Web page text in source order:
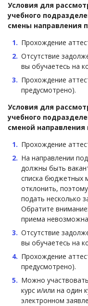
Условия для
учебного
смены направления
Прохождение
Отсутствие
вы обучаетесь на
Прохождение
предусмотрено).
Условия для
учебного
сменой направления
Прохождение
На направлении
должны быть
списка бюджетных
отклонить,
подать несколько
Обратите
приема
Отсутствие
вы обучаетесь на
Прохождение
предусмотрено).
Можно
курс и/или на один
электронном